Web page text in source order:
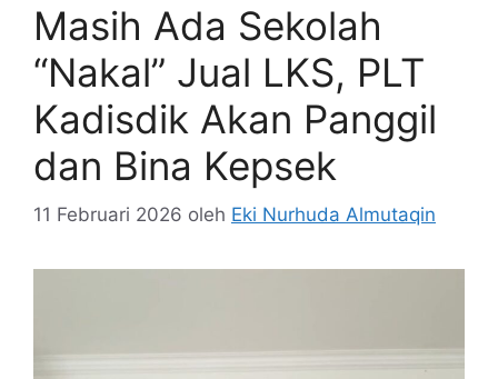
Masih Ada Sekolah
“Nakal” Jual LKS, PLT
Kadisdik Akan Panggil
dan Bina Kepsek
11 Februari 2026 oleh Eki Nurhuda Almutaqin